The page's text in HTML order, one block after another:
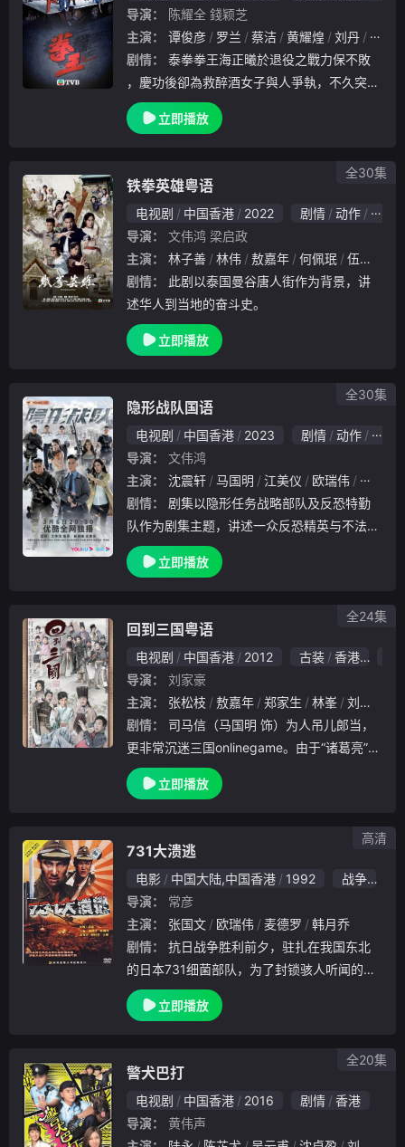
导演：
陈耀全 錢颖芝
主演：
谭俊彦 罗兰 蔡洁 黄耀煌 刘丹
鬼塚
剧情：
，慶功後卻為救醉酒女子與人爭執，不久突然
身亡。海正藍翻看哥哥正曦的拳賽錄影，發現
死因竟跟教練石傲山有關，認定他害死正曦。
立即播放
铁拳英雄粤语
电视剧 中国香港 2022 剧情 动作
香港
导演：
文伟鸿 梁启政
主演：
林子善 林伟 敖嘉年 何佩珉 伍允龙
剧情：
述华人到当地的奋斗史。
立即播放
全30集
隐形战队国语
电视剧 中国香港 2023 剧情 动作
香港
导演：
文伟鸿
主演：
沈震轩 马国明 江美仪 欧瑞伟
古天祥
剧情：
队作为剧集主题，讲述一众反恐精英与不法份
子掀起连场激斗的故事。
立即播放
全30集
回到三国粤语
电视剧 中国香港 2012 古装 香港
导演：
刘家豪
主演：
张松枝 敖嘉年 郑家生 林峯 刘江
剧情：
更非常沉迷三国onlinegame。由于“诸葛亮”使
他在三国online游戏界享负盛名，因此司马信
一直视真正的“诸葛亮”为偶像。因为被诬陷藏
立即播放
全24集
731大溃逃
电影 中国大陆,中国香港 1992 战争
导演：
常彦
主演：
张国文 欧瑞伟 麦德罗
韩月乔
剧情：
的日本731细菌部队，为了封锁骇人听闻的用
活人进行的细菌试验的真相，开始向韩国溃逃
。他们杀害了用来做试验的人及员工，并将试
立即播放
高清
警犬巴打
电视剧 中国香港 2016 剧情
香港
导演：
黄伟声
全20集